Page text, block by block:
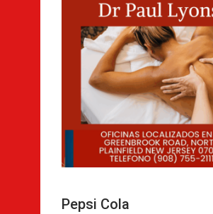
Pepsi Cola